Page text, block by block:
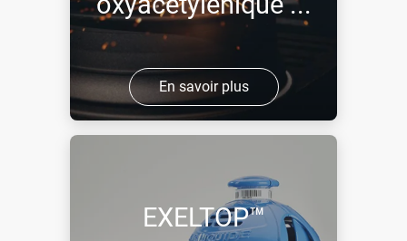
En savoir plus
EXELTOP™